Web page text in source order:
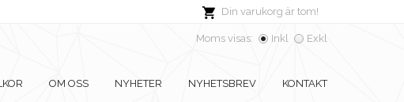
Din varukorg är tom!
Moms visas: Inkl Exkl
OM OSS NYHETER NYHETSBREV KONTAKT